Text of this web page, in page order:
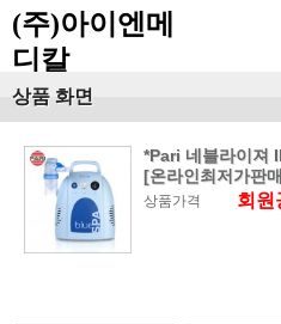
(주)아이엔메
디칼
상품 화면
*Pari 네블라이져
[온라인최저가판
상품가격 회원